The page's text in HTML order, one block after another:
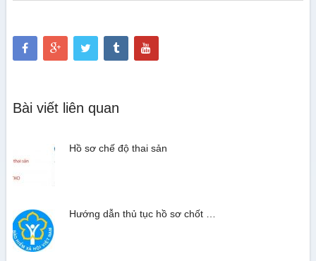
Bài viết liên quan
Hồ sơ chế độ thai sản
Hướng dẫn thủ tục hồ sơ chốt …